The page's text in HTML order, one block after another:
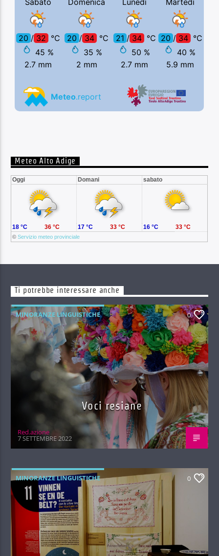
Meteo Alto Adige
Oggi Domani sabato
©Servizio meteo provinciale
18 °C 36 °C 17 °C 33 °C 16 °C 33 °C
Ti potrebbe interessare anche
MINORANZE LINGUISTICHE 0
Voci resiane
Red.azione
7 SETTEMBRE 2022
MINORANZE LINGUISTICHE 0